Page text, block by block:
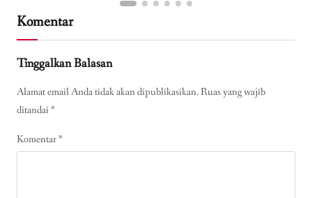
Komentar
Tinggalkan Balasan
Alamat email Anda tidak akan dipublikasikan.Ruas yang wajib
ditandai*
Komentar*